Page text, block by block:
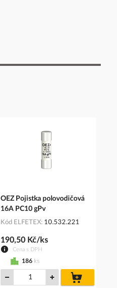
OEZ Pojistka polovodičová
16A PC10 gPv
Kód ELFETEX 10.532.221
Cena s DPH
190,50 Kč/ks
186 ks
košíku